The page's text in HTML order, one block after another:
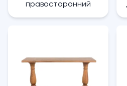
правосторонний